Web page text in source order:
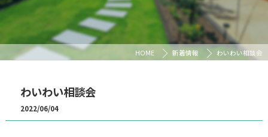
HOME 新着情報 わいわい相談会
わいわい相談会
2022/06/04